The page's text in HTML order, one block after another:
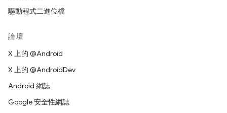
驅動程式二進位檔
論壇
X 上的 @Android
X 上的 @AndroidDev
Android 網誌
Google 安全性網誌